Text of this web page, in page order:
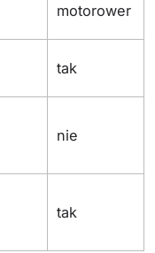
motorower
tak
nie
tak